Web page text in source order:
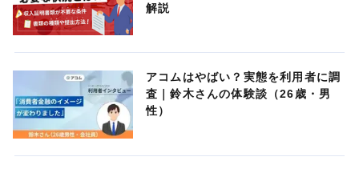
解説
アコムはやばい？実態を利用者に調
査｜鈴木さんの体験談（26歳・男
性）